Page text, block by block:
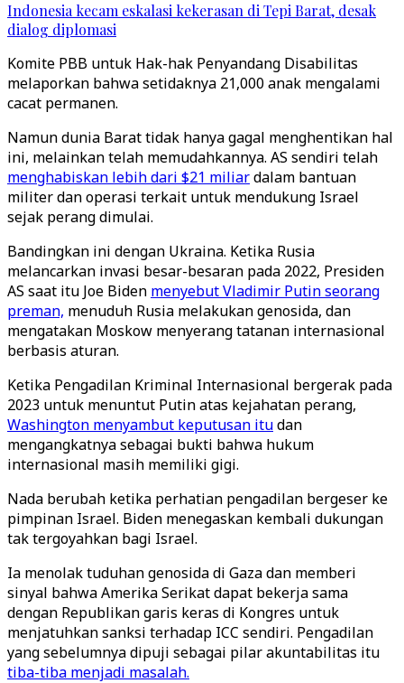
Indonesia kecam eskalasi kekerasan di Tepi Barat, desak
dialog diplomasi
Komite PBB untuk Hak-hak Penyandang Disabilitas
melaporkan bahwa setidaknya 21,000 anak mengalami
cacat permanen.
Namun dunia Barat tidak hanya gagal menghentikan hal
ini, melainkan telah memudahkannya. AS sendiri telah
menghabiskan lebih dari $21 miliardalam bantuan
militer dan operasi terkait untuk mendukung Israel
sejak perang dimulai.
Bandingkan ini dengan Ukraina. Ketika Rusia
melancarkan invasi besar-besaran pada 2022, Presiden
AS saat itu Joe Biden menyebut Vladimir Putin seorang
preman, menuduh Rusia melakukan genosida, dan
mengatakan Moskow menyerang tatanan internasional
berbasis aturan.
Ketika Pengadilan Kriminal Internasional bergerak pada
2023 untuk menuntut Putin atas kejahatan perang,
Washington menyambut keputusan itudan
mengangkatnya sebagai bukti bahwa hukum
internasional masih memiliki gigi.
Nada berubah ketika perhatian pengadilan bergeser ke
pimpinan Israel. Biden menegaskan kembali dukungan
tak tergoyahkan bagi Israel.
Ia menolak tuduhan genosida di Gaza dan memberi
sinyal bahwa Amerika Serikat dapat bekerja sama
dengan Republikan garis keras di Kongres untuk
menjatuhkan sanksi terhadap ICC sendiri. Pengadilan
yang sebelumnya dipuji sebagai pilar akuntabilitas itu
tiba-tiba menjadi masalah.